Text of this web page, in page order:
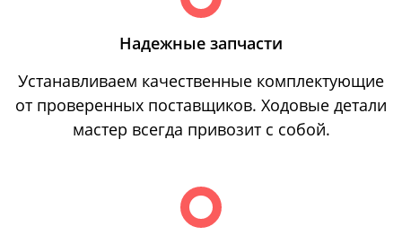
Надежные запчасти
Устанавливаем качественные комплектующие
от проверенных поставщиков. Ходовые детали
мастер всегда привозит с собой.